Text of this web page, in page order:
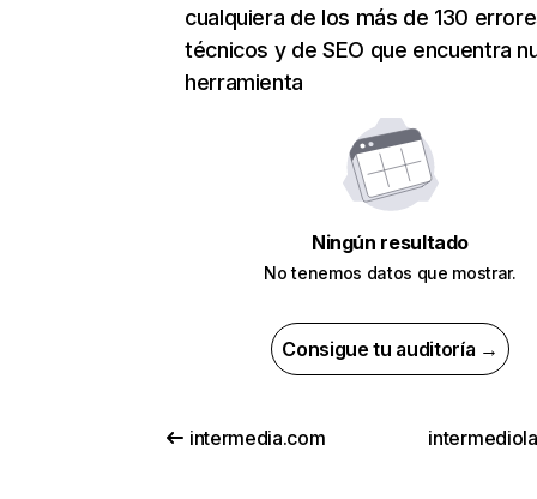
cualquiera de los más de 130
técnicos y de SEO que encuentra
herramienta
Ningún resultado
No tenemos datos que mostrar.
Consigue tu auditoría →
intermedia.com